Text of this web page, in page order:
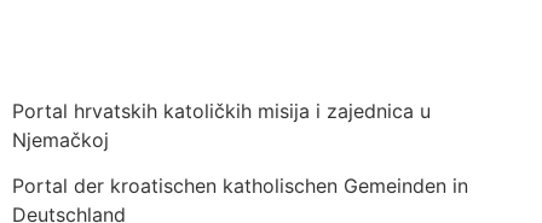
Portal hrvatskih katoličkih misija i zajednica u
Njemačkoj
Portal der kroatischen katholischen Gemeinden in
Deutschland